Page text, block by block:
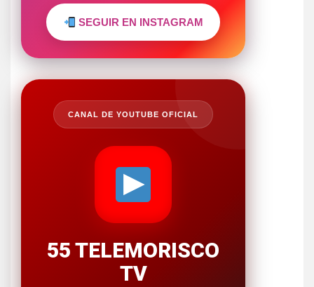
SEGUIR EN INSTAGRAM
CANAL DE YOUTUBE OFICIAL
55 TELEMORISCO
TV